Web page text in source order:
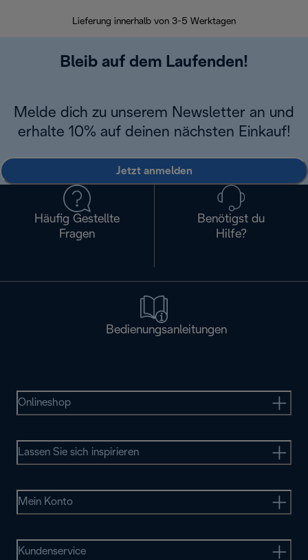
Lieferung innerhalb von 3-5 Werktagen
Bleib auf dem Laufenden!
Melde dich zu unserem Newsletter an und
erhalte 10% auf deinen nächsten Einkauf!
Jetzt anmelden
Häufig Gestellte
Fragen
Benötigst du
Hilfe?
Bedienungsanleitungen
Onlineshop
Lassen Sie sich inspirieren
Mein Konto
Kundenservice